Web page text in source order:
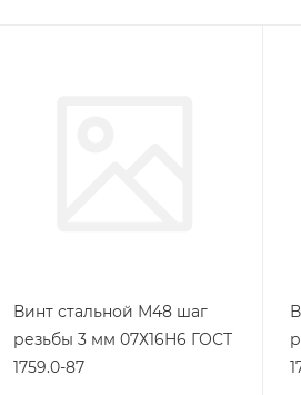
Винт стальной М48 шаг
резьбы 3 мм 07Х16Н6 ГОСТ
1759.0-87